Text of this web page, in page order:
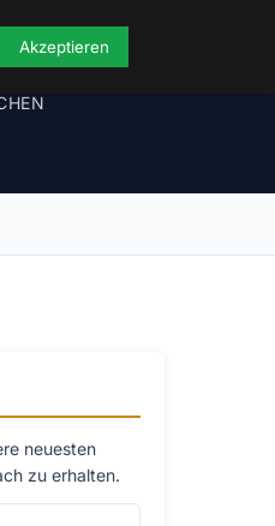
neuesten
zu erhalten.
Akzeptieren